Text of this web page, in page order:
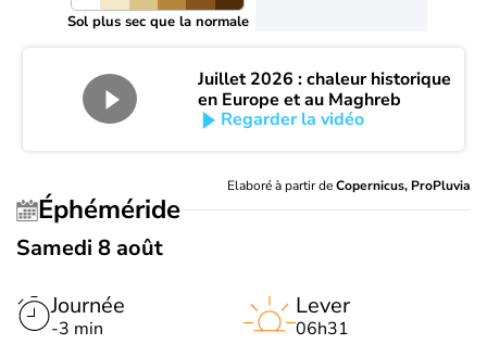
Sol plus sec que la normale
Juillet 2026 : chaleur historique
en Europe et au Maghreb
Regarder la vidéo
Elaboré à partir deCopernicus, ProPluvia
Éphéméride
Samedi 8 août
Journée
-3 min
Lever
06h31